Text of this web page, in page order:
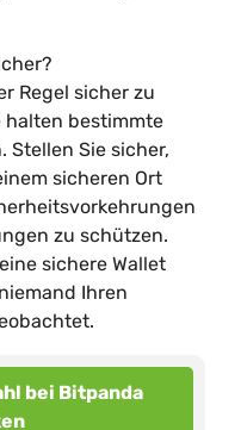
Regel sicher zu
halten bestimmte
Stellen Sie sicher,
sicheren Ort
zu schützen.
sichere Wallet
Ihren
bei Bitpanda